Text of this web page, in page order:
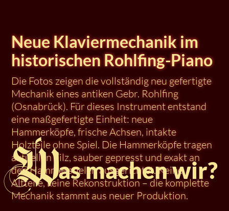
Neue Klaviermechanik im
historischen Rohlfing-Piano
Die Fotos zeigen die vollständig neu gefertigte
Mechanik eines antiken Gebr. Rohlfing
(Osnabrück). Für dieses Instrument entstand
eine maßgefertigte Einheit: neue
Hammerköpfe, frische Achsen, intakte
Holzteile ohne Spiel. Die Hammerköpfe tragen
aktuellen Filz, sauber gepresst und exakt an
den Hammerstielen ausgerichtet. Keine
Altteile, keine Rekonstruktion – die komplette
Mechanik stammt aus neuer Produktion.
Was machen wir?